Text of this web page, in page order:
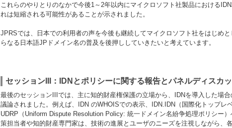
これらのやりとりのなかで今後1～2年以内にマイクロソフト社製品における
れは短縮される可能性があることが示されました。
JPRSでは、日本での利用者の声を今後も継続してマイクロソフト社をはじめ
らなる日本語JPドメイン名の普及を後押ししていきたいと考えています。
セッションIII：IDNとポリシーに関する報告とパネルディスカ
最後のセッションIIIでは、主に知的財産権保護の立場から、IDNを導入した場
議論されました。例えば、IDN のWHOISでの表示、IDN.IDN（国際化トップレ
UDRP（Uniform Dispute Resolution Policy: 統一ドメイン名紛争処理ポリシー
策担当者や知的財産専門家は、技術の進展とユーザのニーズを注視しながら、